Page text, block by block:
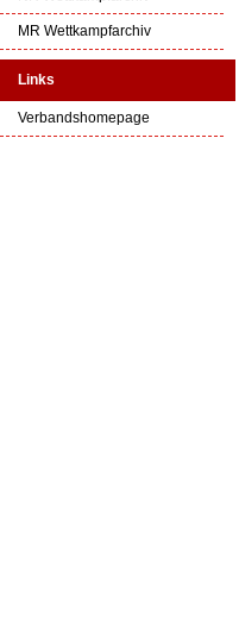
MR Wettkampfarchiv
Links
Verbandshomepage